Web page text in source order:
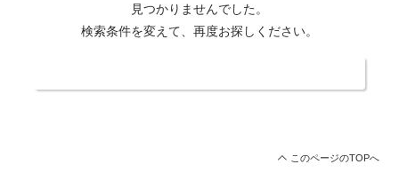
見つかりませんでした。
検索条件を変えて、再度お探しください。
このページのTOPへ